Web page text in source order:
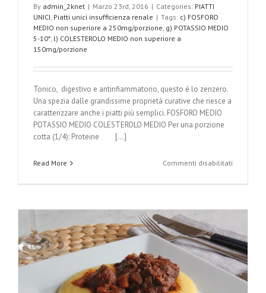
By admin_2knet | Marzo 23rd, 2016 | Categories: PIATTI
UNICI, Piatti unici insufficienza renale | Tags: c) FOSFORO
MEDIO non superiore a 250mg/porzione, g) POTASSIO MEDIO
5-10*, l) COLESTEROLO MEDIO non superiore a
150mg/porzione
Tonico, digestivo e antinfiammatorio, questo è lo zenzero.
Una spezia dalle grandissime proprietà curative che riesce a
caratterizzare anche i piatti più semplici. FOSFORO MEDIO
POTASSIO MEDIO COLESTEROLO MEDIO Per una porzione
cotta (1/4): Proteine [...]
Read More Commenti disabilitati